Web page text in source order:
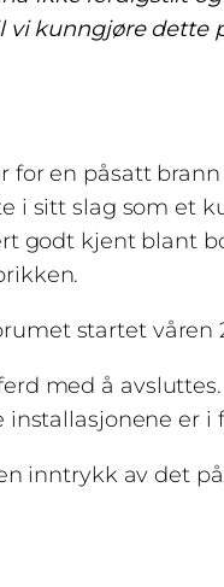
kunngjøre dette
for en påsatt
i sitt slag som et
godt kjent blant
startet våren
med å
er i
inntrykk av det